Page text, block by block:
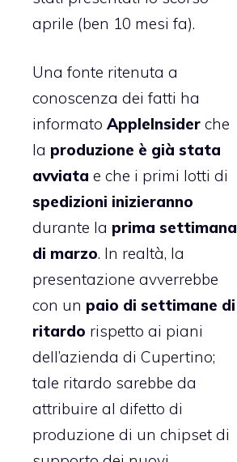
aprile (ben 10 mesi fa).
Una fonte ritenuta a
conoscenza dei fatti ha
informato AppleInsider che
la produzione è già stata
avviata e che i primi lotti di
spedizioni inizieranno
durante la prima settimana
di marzo. In realtà, la
presentazione avverrebbe
con un paio di settimane di
ritardo rispetto ai piani
dell’azienda di Cupertino;
tale ritardo sarebbe da
attribuire al difetto di
produzione di un chipset di